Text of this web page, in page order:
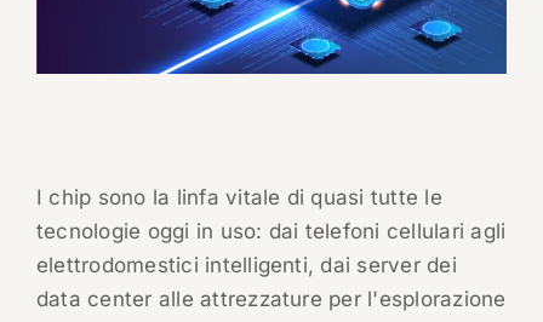
I chip sono la linfa vitale di quasi tutte le
tecnologie oggi in uso: dai telefoni cellulari agli
elettrodomestici intelligenti, dai server dei
data center alle attrezzature per l'esplorazione